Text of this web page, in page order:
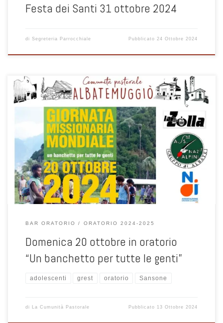
Festa dei Santi 31 ottobre 2024
di Segreteria Parrocchiale Pubblicato 24 Ottobre 2024
Guida per la registrazione alla piattaforma SANSONE per le attività
organizzate in Oratorio Albate Muggio
BAR ORATORIO ORATORIO 2024-2025
Domenica 20 ottobre in oratorio
“Un banchetto per tutte le genti”
adolescenti grest oratorio Sansone
di La Cumunità Pastorale Pubblicato 13 Ottobre 2024